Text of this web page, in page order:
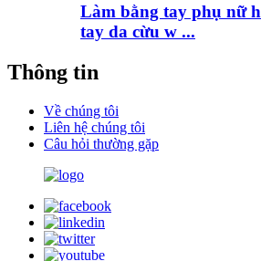
Làm bằng tay phụ nữ
tay da cừu w ...
Thông tin
Về chúng tôi
Liên hệ chúng tôi
Câu hỏi thường gặp